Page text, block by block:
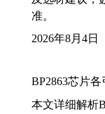
准。
2026年8月4日
BP2863芯片
本文详细解析